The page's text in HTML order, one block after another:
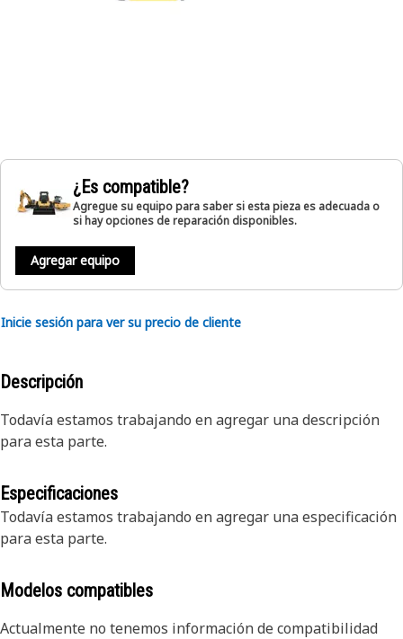
¿Es compatible?
Agregue su equipo para saber si esta pieza es adecuada o
si hay opciones de reparación disponibles.
Agregar equipo
Inicie sesión para ver su precio de cliente
Descripción
Todavía estamos trabajando en agregar una descripción
para esta parte.
Especificaciones
Todavía estamos trabajando en agregar una especificación
para esta parte.
Modelos compatibles
Actualmente no tenemos información de compatibilidad